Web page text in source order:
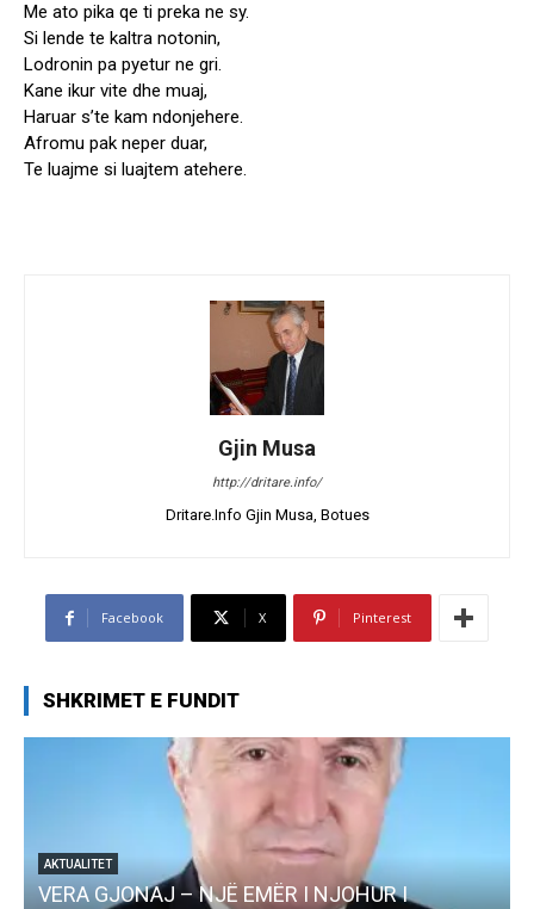
Me ato pika qe ti preka ne sy.
Si lende te kaltra notonin,
Lodronin pa pyetur ne gri.
Kane ikur vite dhe muaj,
Haruar s’te kam ndonjehere.
Afromu pak neper duar,
Te luajme si luajtem atehere.
Gjin Musa
http://dritare.info/
Dritare.Info Gjin Musa, Botues
Facebook X Pinterest
SHKRIMET E FUNDIT
EMËR I NJOHUR I
AKTUALITET